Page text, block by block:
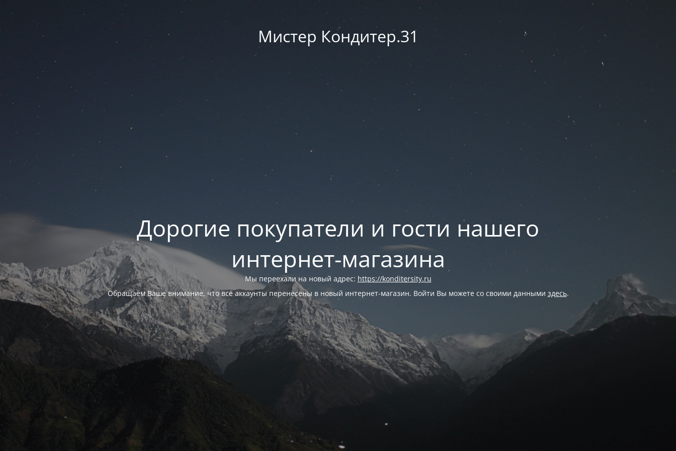
Мистер Кондитер.31
Дорогие покупатели и гости нашего
интернет-магазина
Мы переехали на новый адрес: https://konditersity.ru
Обращаем Ваше внимание, что все аккаунты перенесены в новый интернет-магазин. Войти Вы можете со своими данными здесь.